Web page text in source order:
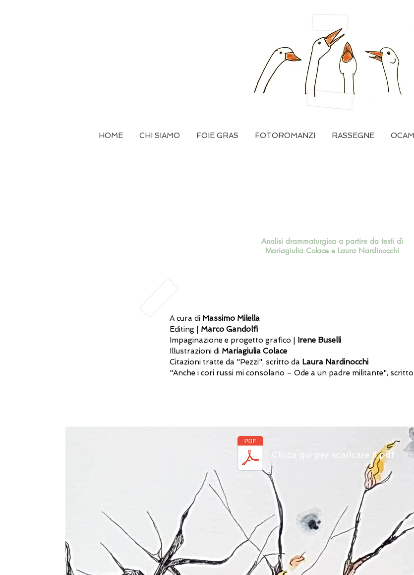
HOME CHI SIAMO FOIE GRAS FOTOROMANZI RASSEGNE
Analisi drammaturgica a partire da testi di
Mariagiulia Colace e Laura Nardinocchi
A cura di Massimo Milella
Editing | Marco Gandolfi
Impaginazione e progetto grafico | Irene Buselli
Illustrazioni di Mariagiulia Colace
Citazioni tratte da "Pezzi", scritto da Laura Nardinocchi
"Anche i cori russi mi consolano – Ode a un padre militante",
Clicca qui per scaricare il pdf